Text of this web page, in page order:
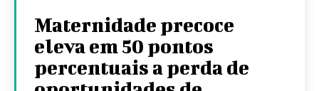
Maternidade precoce
eleva em 50 pontos
percentuais a perda de